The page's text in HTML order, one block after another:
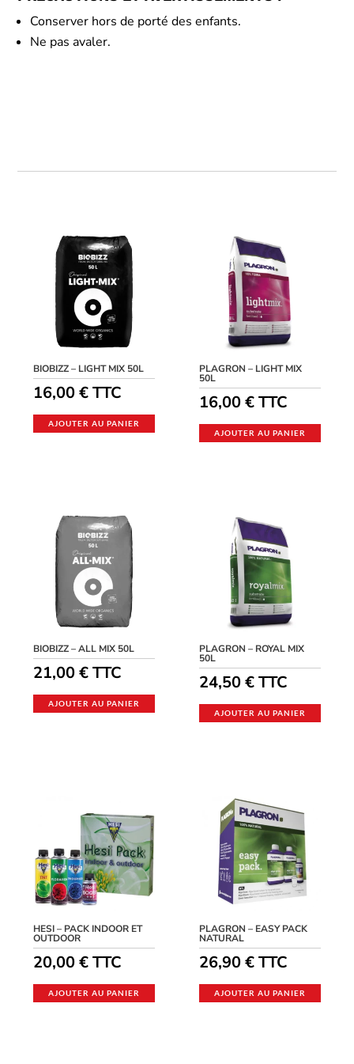
Conserver hors de porté des enfants.
Ne pas avaler.
BIOBIZZ – LIGHT MIX 50L
16,00€ TTC
AJOUTER AU PANIER
PLAGRON – LIGHT MIX
50L
16,00€TTC
AJOUTER AU PANIER
BIOBIZZ – ALL MIX 50L
21,00€ TTC
AJOUTER AU PANIER
PLAGRON – ROYAL MIX
50L
24,50€TTC
AJOUTER AU PANIER
HESI – PACK INDOOR ET
OUTDOOR
20,00€ TTC
AJOUTER AU PANIER
PLAGRON – EASY PACK
NATURAL
26,90€TTC
AJOUTER AU PANIER